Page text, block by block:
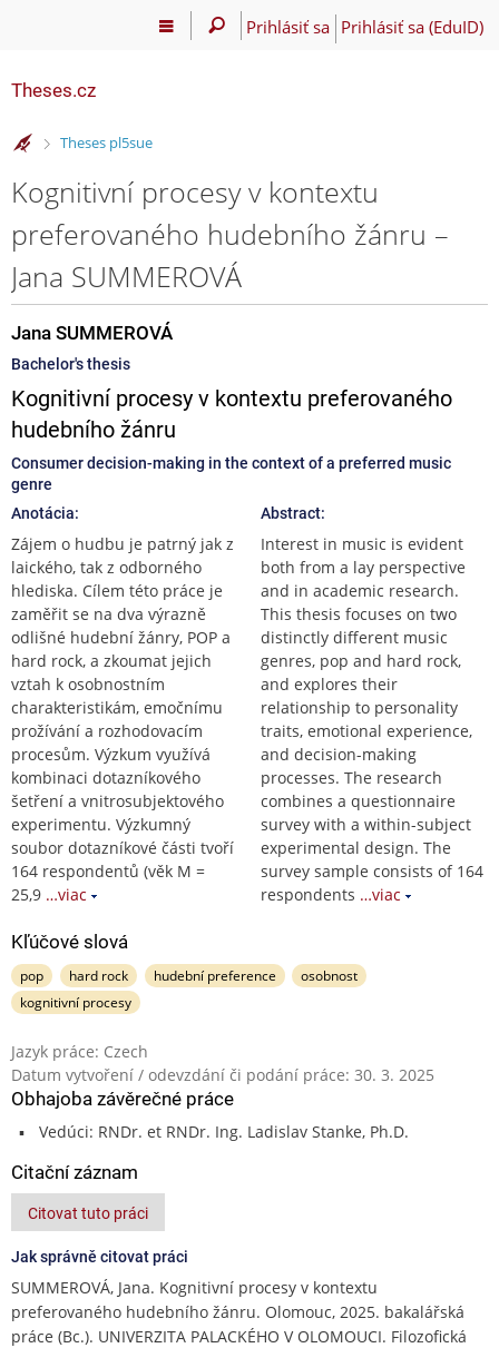
Prihlásiť sa Prihlásiť sa (EduID)
Theses.cz
>
Theses pl5sue
Kognitivní procesy v kontextu
preferovaného hudebního žánru –
Jana SUMMEROVÁ
Jana SUMMEROVÁ
Bachelor's thesis
Kognitivní procesy v kontextu preferovaného
hudebního žánru
Consumer decision-making in the context of a preferred music
genre
Anotácia:
Zájem o hudbu je patrný jak z
laického, tak z odborného
hlediska. Cílem této práce je
zaměřit se na dva výrazně
odlišné hudební žánry, POP a
hard rock, a zkoumat jejich
vztah k osobnostním
charakteristikám, emočnímu
prožívání a rozhodovacím
procesům. Výzkum využívá
kombinaci dotazníkového
šetření a vnitrosubjektového
experimentu. Výzkumný
soubor dotazníkové části tvoří
164 respondentů (věk M =
25,9 …viac
Abstract:
Interest in music is evident
both from a lay perspective
and in academic research.
This thesis focuses on two
distinctly different music
genres, pop and hard rock,
and explores their
relationship to personality
traits, emotional experience,
and decision-making
processes. The research
combines a questionnaire
survey with a within-subject
experimental design. The
survey sample consists of 164
respondents …viac
Kľúčové slová
pop hard rock hudební preference
osobnost
kognitivní procesy
Jazyk práce: Czech
Datum vytvoření / odevzdání či podání práce: 30. 3. 2025
Obhajoba závěrečné práce
Vedúci: RNDr. et RNDr. Ing. Ladislav Stanke, Ph.D.
Citační záznam
Citovat tuto práci
Jak správně citovat práci
SUMMEROVÁ, Jana. Kognitivní procesy v kontextu
preferovaného hudebního žánru. Olomouc, 2025. bakalářská
práce (Bc.). UNIVERZITA PALACKÉHO V OLOMOUCI. Filozofická